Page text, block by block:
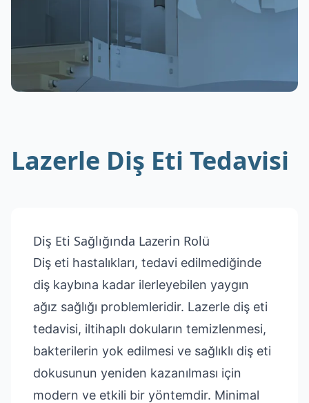
Lazerle Diş Eti Tedavisi
Diş Eti Sağlığında Lazerin Rolü
Diş eti hastalıkları, tedavi edilmediğinde
diş kaybına kadar ilerleyebilen yaygın
ağız sağlığı problemleridir. Lazerle diş eti
tedavisi, iltihaplı dokuların temizlenmesi,
bakterilerin yok edilmesi ve sağlıklı diş eti
dokusunun yeniden kazanılması için
modern ve etkili bir yöntemdir. Minimal